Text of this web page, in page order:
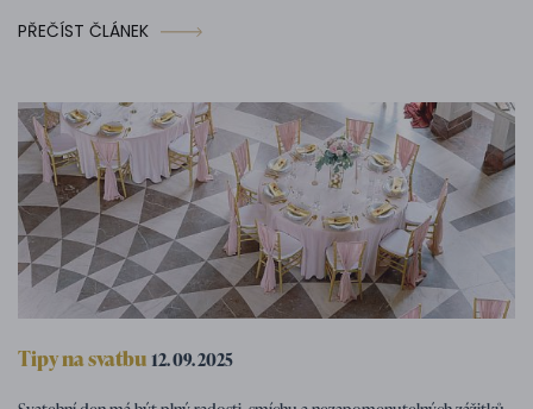
PŘEČÍST ČLÁNEK
Tipy na svatbu 12. 09. 2025
Svatební program – tipy na zábavné